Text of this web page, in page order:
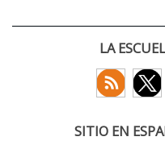
LA
SITIO EN